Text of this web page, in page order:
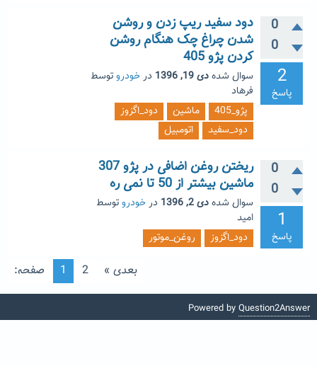
0
0
2
پاسخ
دود سفید ریپ زدن و روشن
شدن چراغ چک هنگام روشن
کردن پژو 405
سوال شدهدی 19, 1396 درخودروتوسط
فرهاد
پژو_405
ماشین
دود_اگزوز
دود_سفید
اتومبیل
0
0
1
پاسخ
ریختن روغن اضافی در پژو 307
ماشین بیشتر از 50 تا نمی ره
سوال شدهدی 2, 1396 درخودروتوسط
امید
دود_اگزوز
روغن_موتور
صفحه: 1 2 بعدی »
Powered by Question2Answer